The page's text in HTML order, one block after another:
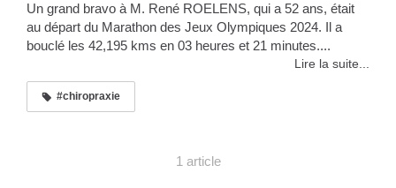
Un grand bravo à M. René ROELENS, qui a 52 ans, était
au départ du Marathon des Jeux Olympiques 2024. Il a
bouclé les 42,195 kms en 03 heures et 21 minutes....
Lire la suite...
#chiropraxie
1 article